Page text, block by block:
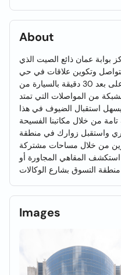
About
بوابة عمان ذائع الصيت الذي
وتكوين علاقات في حي
أعمال ينبض بالحياة. ويقع المركز على بعد 30 دقيقة بالسيارة من
من المواصلات التي تمتد
استقبال الضيوف في هذا
تامة من خلال مكاتبنا الفسيحة
واستقبل زوارك في منطقة
من خلال مساحات مشتركة
استكشف المقاهي المجاورة أو
Images